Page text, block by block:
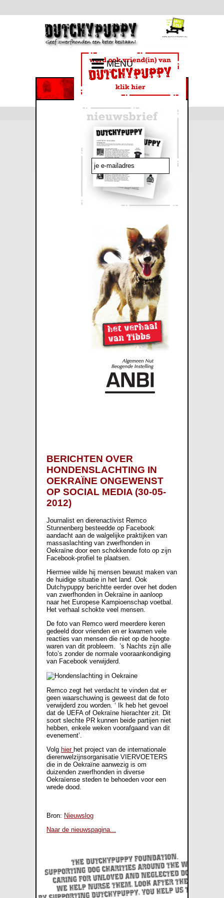
MENU
emailadres
BERICHTEN OVER
HONDENSLACHTING IN
OEKRAÏNE ONGEWENST
OP SOCIAL MEDIA (30-05-
2012)
Journalist en dierenactivist Remco
Stunnenberg besteedde op Facebook
aandacht aan de walgelijke praktijken van
massaslachting van zwerfhonden in
Oekraïne door een schokkende foto op zijn
Facebook-profiel te plaatsen.
Hiermee wilde hij mensen bewust maken van
de huidige situatie in het land. Ook
Dutchypuppy berichtte eerder over het doden
van zwerfhonden in Oekraïne in aanloop
naar het Europese Kampioenschap voetbal.
Het verhaal schokte veel mensen.
De foto van Remco werd meerdere keren
gedeeld door vrienden en er kwamen vele
reacties van mensen die niet op de hoogte
waren van dit probleem. ’s Nachts zijn alle
foto’s zonder de normale vooraankondiging
van Facebook verwijderd.
Remco zegt het verdacht te vinden dat er
geen waarschuwing is geweest dat de foto
verwijderd zou worden. ‘ Ik heb het gevoel
dat de UEFA of Oekraïne hierachter zit. Dit
soort slechte PR kunnen beide partijen niet
hebben, enkele weken voorafgaand van dit
evenement’.
Volg hier het project van de internationale
dierenwelzijnsorganisatie VIERVOETERS
die in de Oekraïne aanwezig is om
duizenden zwerfhonden in diverse
Oekraïense steden te behoeden voor een
wrede dood.
Bron: Nieuwslog
Naar de nieuwspagina...